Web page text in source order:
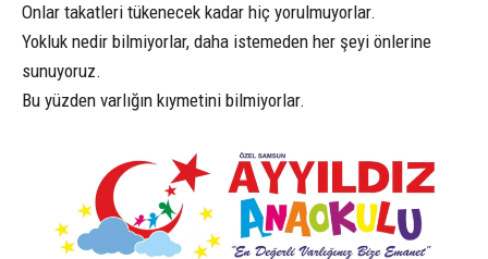
Onlar takatleri tükenecek kadar hiç yorulmuyorlar.
Yokluk nedir bilmiyorlar, daha istemeden her şeyi önlerine
sunuyoruz.
Bu yüzden varlığın kıymetini bilmiyorlar.